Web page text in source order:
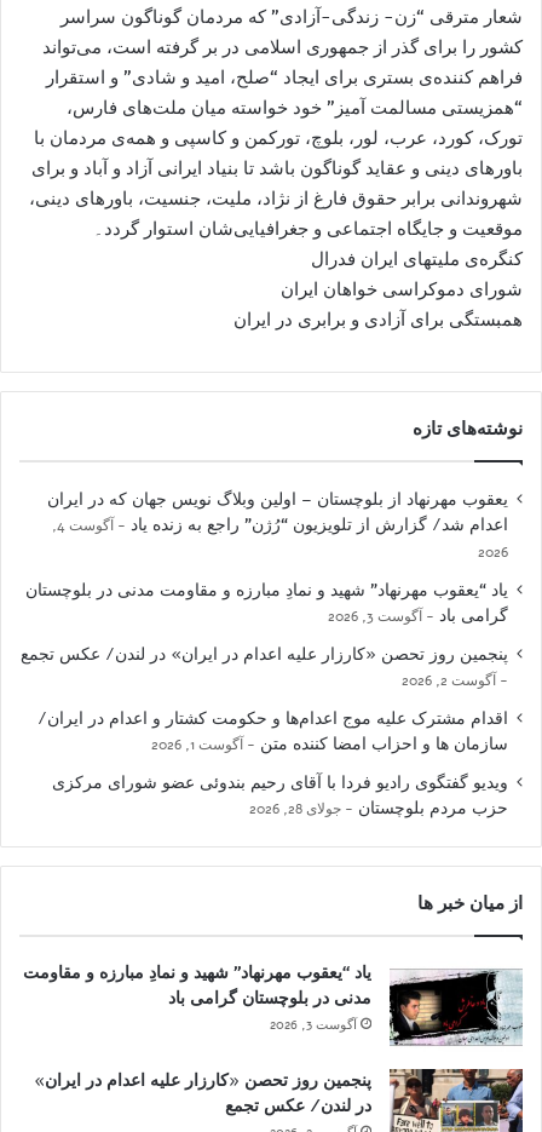
شعار مترقی “زن- زندگی-آزادی” که مردمان گوناگون سراسر
کشور را برای گذر از جمهوری اسلامی در بر گرفته است، می‌تواند
فراھم کننده‌ی بستری برای ایجاد “صلح، امید و شادی” و استقرار
“همزیستی مسالمت آمیز” خود خواسته میان ملت‌های فارس،
تورک، کورد، عرب، لور، بلوچ، تورکمن و کاسپی و ھمه‌ی مردمان با
باورهای دینی و عقاید گوناگون باشد تا بنیاد ایرانی آزاد و آباد و برای
شهروندانی برابر حقوق فارغ از نژاد، ملیت، جنسیت، باورھای دینی،
موقعیت و جایگاه اجتماعی و جغرافیایی‌شان استوار گردد۔
کنگره‌ی ملیتھای ایران فدرال
شورای دموکراسی خواھان ایران
ھمبستگی برای آزادی و برابری در ایران
نوشته‌های تازه
یعقوب مهرنهاد از بلوچستان – اولین وبلاگ نویس جهان که در ایران
اعدام شد/ گزارش از تلویزیون “رُژن” راجع به زنده یاد
آگوست 4,
2026
یاد “یعقوب مهرنهاد” شهید و نمادِ مبارزه و مقاومت مدنی در بلوچستان
گرامی باد
آگوست 3, 2026
پنجمین روز تحصن «کارزار علیه اعدام در ایران» در لندن/ عکس تجمع
آگوست 2, 2026
اقدام مشترک علیه موج اعدام‌ها و حکومت کشتار و اعدام در ایران/
سازمان ها و احزاب امضا کننده متن
آگوست 1, 2026
ویدیو گفتگوی رادیو فردا با آقای رحیم بندوئی عضو شورای مرکزی
حزب مردم بلوچستان
جولای 28, 2026
از میان خبر ها
یاد “یعقوب مهرنهاد” شهید و نمادِ مبارزه و مقاومت
مدنی در بلوچستان گرامی باد
آگوست 3, 2026
پنجمین روز تحصن «کارزار علیه اعدام در ایران»
در لندن/ عکس تجمع